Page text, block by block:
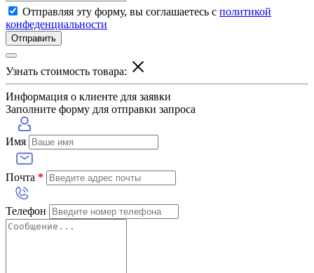
Отправляя эту форму, вы соглашаетесь с политикой
конфеденциальности
Отправить
Узнать стоимость товара:
Информация о клиенте для заявки
Заполните форму для отправки запроса
Имя
Почта *
Телефон